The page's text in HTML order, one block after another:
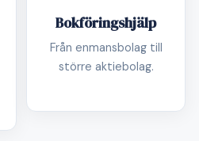
Bokföringshjälp
Från enmansbolag till
större aktiebolag.